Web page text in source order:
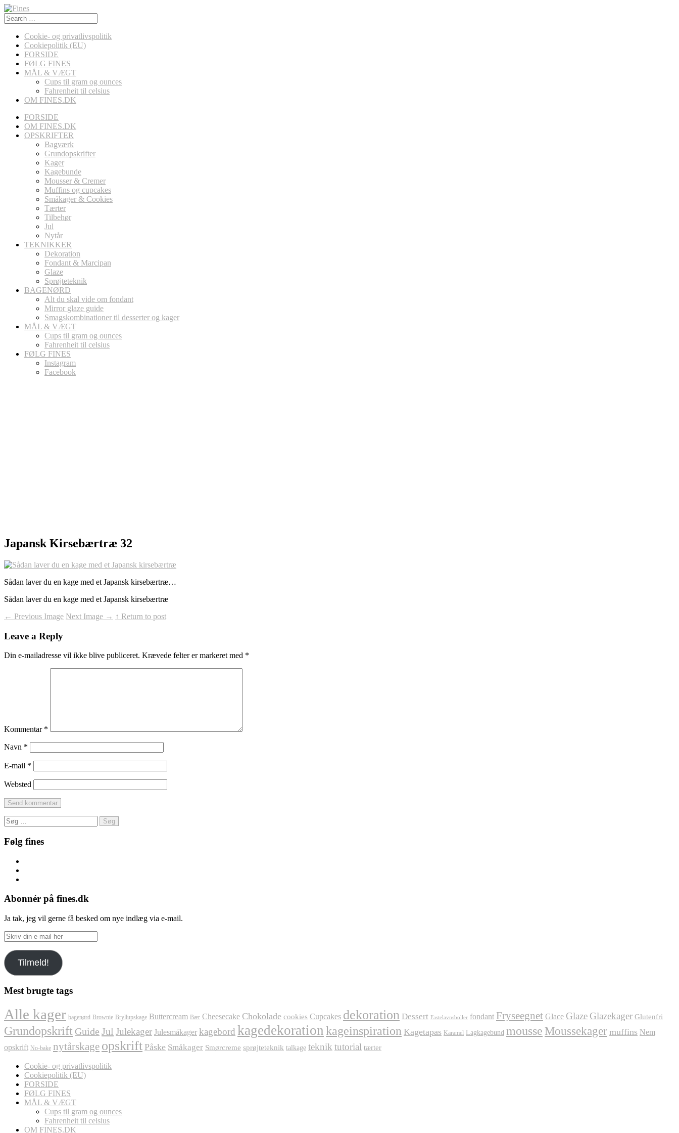
Search
for:
Cookie- og privatlivspolitik
Cookiepolitik (EU)
FORSIDE
FØLG FINES
MÅL & VÆGT
Cups til gram og ounces
Fahrenheit til celsius
OM FINES.DK
FORSIDE
OM FINES.DK
OPSKRIFTER
Bagværk
Grundopskrifter
Kager
Kagebunde
Mousser & Cremer
Muffins og cupcakes
Småkager & Cookies
Tærter
Tilbehør
Jul
Nytår
TEKNIKKER
Dekoration
Fondant & Marcipan
Glaze
Sprøjteteknik
BAGENØRD
Alt du skal vide om fondant
Mirror glaze guide
Smagskombinationer til desserter og kager
MÅL & VÆGT
Cups til gram og ounces
Fahrenheit til celsius
FØLG FINES
Instagram
Facebook
Japansk Kirsebærtræ 32
Sådan laver du en kage med et Japansk kirsebærtræ…
Sådan laver du en kage med et Japansk kirsebærtræ
← Previous Image Next Image → ↑ Return to post
Leave a Reply
Din e-mailadresse vil ikke blive publiceret. Krævede felter er markeret med *
Kommentar *
Navn *
E-mail *
Websted
Søg
efter:
Følg fines
Abonnér på fines.dk
Ja tak, jeg vil gerne få besked om nye indlæg via e-mail.
Skriv
din
e-
mail
her
Tilmeld!
Mest brugte tags
Alle kager bagenørd Brownie Bryllupskage Buttercream Bær Cheesecake Chokolade cookies Cupcakes dekoration Dessert Fastelavnsboller fondant Fryseegnet Glace Glaze Glazekager Glutenfri
Grundopskrift Guide Jul Julekager Julesmåkager kagebord kagedekoration kageinspiration Kagetapas Karamel Lagkagebund mousse Moussekager muffins Nem
opskrift No-bake nytårskage opskrift Påske Småkager Smørcreme sprøjteteknik talkage teknik tutorial tærter
Cookie- og privatlivspolitik
Cookiepolitik (EU)
FORSIDE
FØLG FINES
MÅL & VÆGT
Cups til gram og ounces
Fahrenheit til celsius
OM FINES.DK